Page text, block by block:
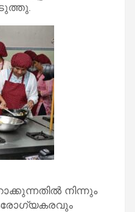
നിന്നും